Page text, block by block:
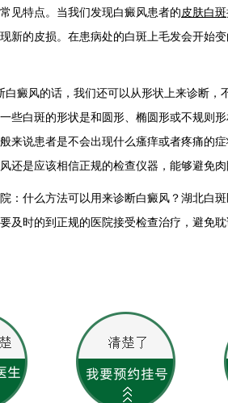
见特点。当我们发现白癜风患者的皮肤白斑
新的皮损。在患病处的白斑上毛发会开始
癜风的话，我们还可以从形状上来诊断，
些白斑的形状是和圆形、椭圆形或不规则
来说患者是不会出现什么瘙痒或者疼痛的
还是应该相信正规的检查仪器，能够避免肉
什么方法可以用来诊断白癜风？湖北白斑
及时的到正规的医院接受检查治疗，避免耽